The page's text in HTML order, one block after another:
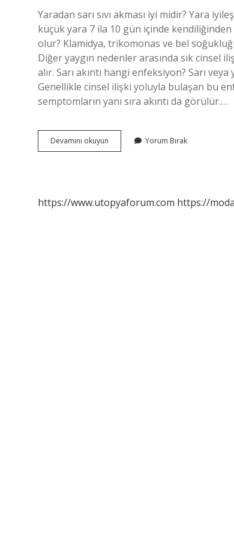
Yaradan sarı sıvı akması iyi midir? Yara
küçük yara 7 ila 10 gün içinde
olur? Klamidya, trikomonas ve bel
Diğer yaygın nedenler arasında sık
alır. Sarı akıntı hangi enfeksiyon? Sarı
Genellikle cinsel ilişki yoluyla bulaşan bu
semptomların yanı sıra akıntı da görülür.…
Devamını okuyun Yaradan
Sarı
Yorum Bırak
https://www.utopyaforum.com https://